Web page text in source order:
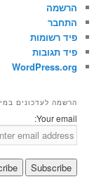
הרשמה
התחבר
פיד רשומות
פיד תגובות
WordPress.org
הרשמה לעדכונים
Your email: